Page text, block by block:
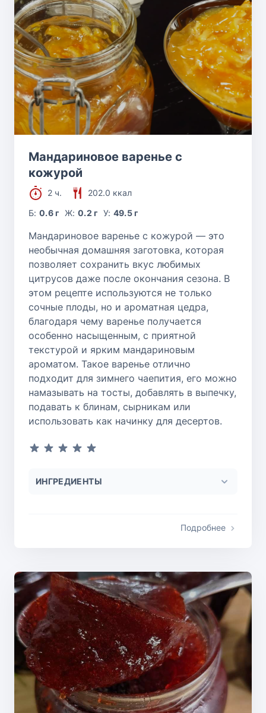
Мандариновое варенье с
кожурой
2 ч.
202.0 ккал
Б:0.6 г Ж: 0.2 г У: 49.5 г
Мандариновое варенье с кожурой — это
необычная домашняя заготовка, которая
позволяет сохранить вкус любимых
цитрусов даже после окончания сезона. В
этом рецепте используются не только
сочные плоды, но и ароматная цедра,
благодаря чему варенье получается
особенно насыщенным, с приятной
текстурой и ярким мандариновым
ароматом. Такое варенье отлично
подходит для зимнего чаепития, его можно
намазывать на тосты, добавлять в выпечку,
подавать к блинам, сырникам или
использовать как начинку для десертов.
ИНГРЕДИЕНТЫ
Подробнее